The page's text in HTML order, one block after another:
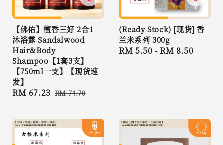
【佛佑】檀香三好 2合1
沐浴露 Sandalwood
Hair&Body
Shampoo【1套3支】
【750ml一支】【现货速
发】
Sale
RM 67.23 Regular
RM 74.70
(Ready Stock) [现货] 香
兰米系列 300g
Regular
RM 5.50 -RM 8.50